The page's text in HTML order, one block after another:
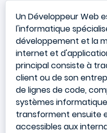
Un Développeur Web
l'informatique
développement et la
internet et
principal consiste à
client ou de son
de lignes de code,
systèmes
transforment ensuite
accessibles aux